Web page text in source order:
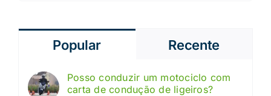
Popular Recente
Posso conduzir um motociclo com
carta de condução de ligeiros?